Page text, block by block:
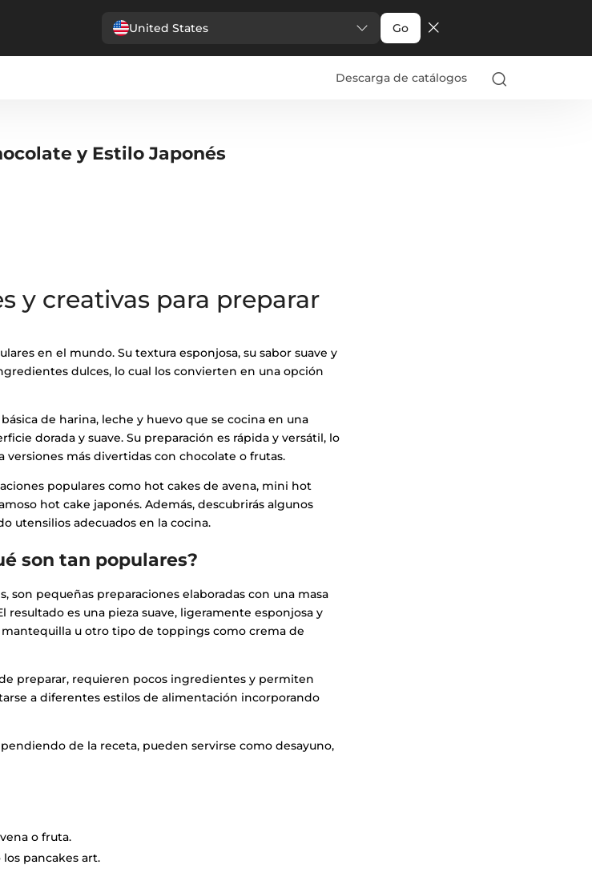
United States Go
Descarga de catálogos
y Estilo Japonés
y creativas para preparar
en el mundo. Su textura esponjosa, su sabor suave y
dulces, lo cual los convierten en una opción
de harina, leche y huevo que se cocina en una
dorada y suave. Su preparación es rápida y versátil, lo
más divertidas con chocolate o frutas.
populares como hot cakes de avena, mini hot
hot cake japonés. Además, descubrirás algunos
utensilios adecuados en la cocina.
son tan populares?
son pequeñas preparaciones elaboradas con una masa
es una pieza suave, ligeramente esponjosa y
u otro tipo de toppings como crema de
preparar, requieren pocos ingredientes y permiten
a diferentes estilos de alimentación incorporando
de la receta, pueden servirse como desayuno,
o fruta.
pancakes art.